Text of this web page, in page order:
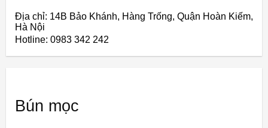
Địa chỉ: 14B Bảo Khánh, Hàng Trống, Quận Hoàn Kiếm,
Hà Nội
Hotline: 0983 342 242
Bún mọc